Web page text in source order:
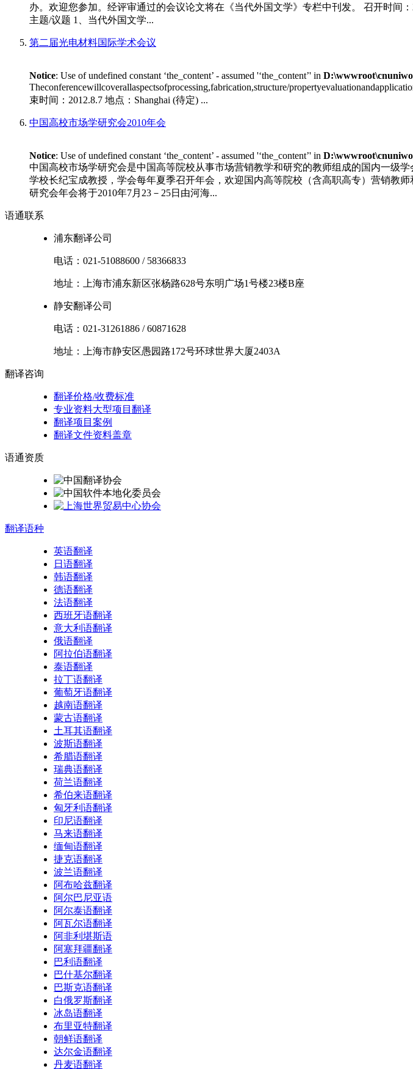
办。欢迎您参加。经评审通过的会议论文将在《当代外国文学》专栏中刊发。 召开时间
主题/议题 1、当代外国文学...
第二届光电材料国际学术会议
Notice: Use of undefined constant ‘the_content’ - assumed '‘the_content’' in
Theconferencewillcoverallaspectsofprocessing,fabrication,structure/
束时间：2012.8.7 地点：Shanghai (待定) ...
中国高校市场学研究会2010年会
Notice: Use of undefined constant ‘the_content’ - assumed '‘the_content’' in
中国高校市场学研究会是中国高等院校从事市场营销教学和研究的教师组成的国内一级
学校长纪宝成教授，学会每年夏季召开年会，欢迎国内高等院校（含高职高专）营销教
研究会年会将于2010年7月23－25日由河海...
语通联系
浦东翻译公司
电话： 021-51088600 / 58366833
地址： 上海市浦东新区张杨路628号东明广场1号楼23楼B座
静安翻译公司
电话： 021-31261886 /60871628
地址： 上海市静安区愚园路172号环球世界大厦2403A
翻译咨询
翻译价格/收费标准
专业资料大型项目翻译
翻译项目案例
翻译文件资料盖章
语通资质
翻译语种
英语翻译
日语翻译
韩语翻译
德语翻译
法语翻译
西班牙语翻译
意大利语翻译
俄语翻译
阿拉伯语翻译
泰语翻译
拉丁语翻译
葡萄牙语翻译
越南语翻译
蒙古语翻译
土耳其语翻译
波斯语翻译
希腊语翻译
瑞典语翻译
荷兰语翻译
希伯来语翻译
匈牙利语翻译
印尼语翻译
马来语翻译
缅甸语翻译
捷克语翻译
波兰语翻译
阿布哈兹翻译
阿尔巴尼亚语
阿尔泰语翻译
阿瓦尔语翻译
阿非利堪斯语
阿塞拜疆翻译
巴利语翻译
巴什基尔翻译
巴斯克语翻译
白俄罗斯翻译
冰岛语翻译
布里亚特翻译
朝鲜语翻译
达尔金语翻译
丹麦语翻译